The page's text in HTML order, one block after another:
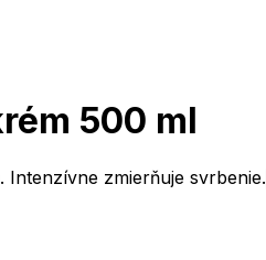
500 ml
zmierňuje svrbenie.